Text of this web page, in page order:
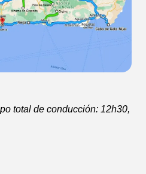
total de conducción: 12h30,